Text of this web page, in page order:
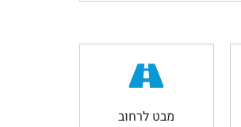
מבט לרחוב